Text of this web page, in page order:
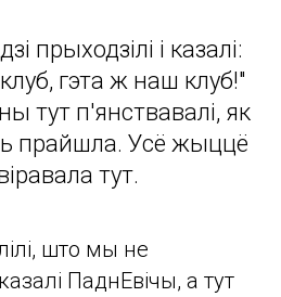
прыходзілі і казалі:
гэта ж наш клуб!"
тут п'янствавалі, як
прайшла. Усё жыццё
тут.
што мы не
ПаднЕвічы, а тут